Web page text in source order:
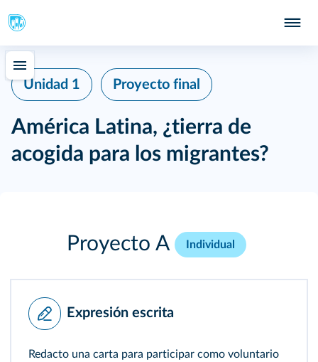
Unidad 1 Proyecto final
América Latina, ¿tierra de
acogida para los migrantes?
Proyecto A Individual
Expresión escrita
Redacto una carta para participar como voluntario